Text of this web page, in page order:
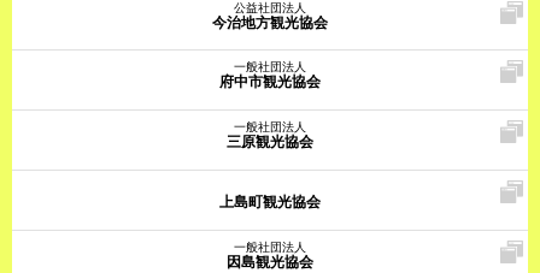
公益社団法人
今治地方観光協会
一般社団法人
府中市観光協会
一般社団法人
三原観光協会
上島町観光協会
一般社団法人
因島観光協会